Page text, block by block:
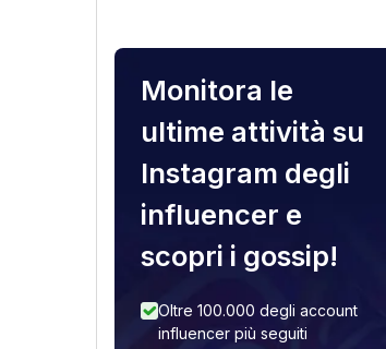
Monitora le
ultime attività su
Instagram degli
influencer e
scopri i gossip!
Oltre 100.000 degli account
influencer più seguiti